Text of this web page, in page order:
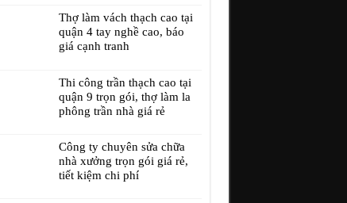
Thợ làm vách thạch cao tại
quận 4 tay nghề cao, báo
giá cạnh tranh
Thi công trần thạch cao tại
quận 9 trọn gói, thợ làm la
phông trần nhà giá rẻ
Công ty chuyên sửa chữa
nhà xưởng trọn gói giá rẻ,
tiết kiệm chi phí